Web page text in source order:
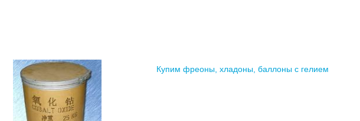
Купим фреоны, хладоны, баллоны с гелием